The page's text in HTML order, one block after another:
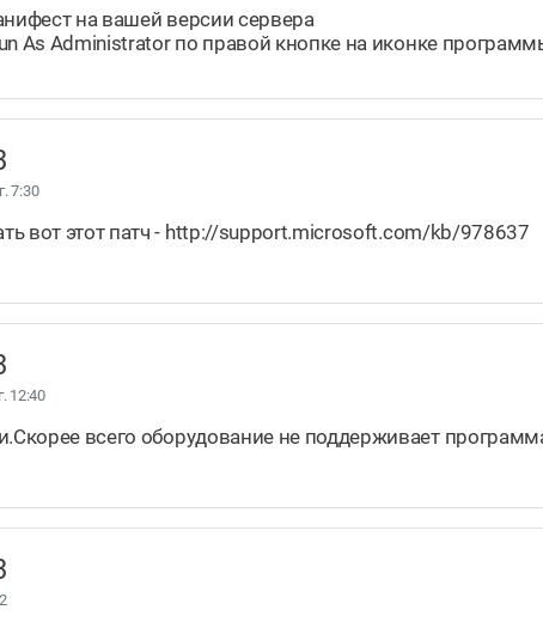
на вашей версии сервера
As Administrator по правой кнопке на иконке
7:30
вот этот патч - http://support.microsoft.com/kb/978637
12:40
всего оборудование не поддерживает